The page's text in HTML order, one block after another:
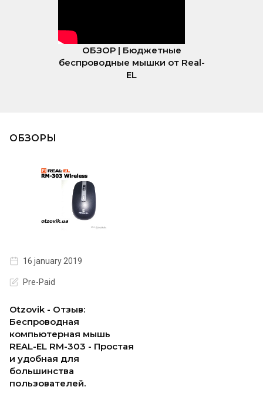
ОБЗОР | Бюджетные
беспроводные мышки от Real-
EL
ОБЗОРЫ
16 january 2019
Pre-Paid
Otzovik - Отзыв:
Беспроводная
компьютерная мышь
REAL-EL RM-303 - Простая
и удобная для
большинства
пользователей.